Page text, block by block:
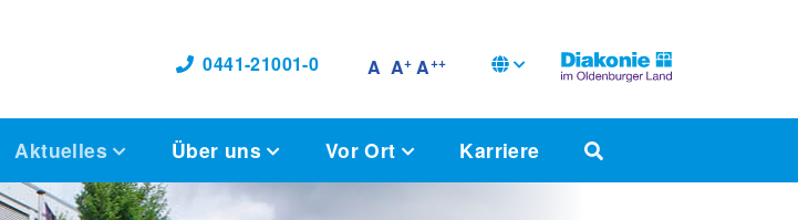
0441-21001-0 A A+ A++
Aktuelles Über uns Vor Ort Karriere